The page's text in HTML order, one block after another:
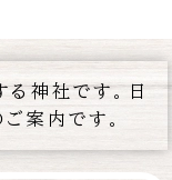
神社です。日
案内です。